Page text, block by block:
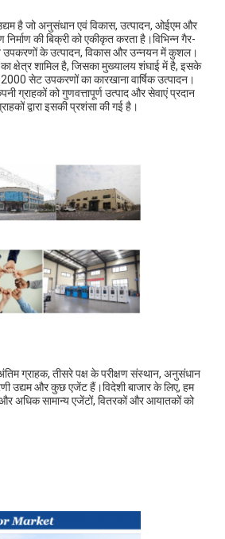
है जो अनुसंधान एवं विकास, उत्पादन, ओईएम और
की बिक्री को एकीकृत करता है।विभिन्न गैर-
के उत्पादन, विकास और उन्नयन में कुशल।
क्षेत्र शामिल है, जिसका मुख्यालय शंघाई में है, इसके
सेट उपकरणों का कारखाना वार्षिक उत्पादन।
ग्राहकों को गुणवत्तापूर्ण उत्पाद और सेवाएं प्रदान
द्वारा इसकी प्रशंसा की गई है।
ग्राहक, तीसरे पक्ष के परीक्षण संस्थान, अनुसंधान
उद्यम और कुछ एजेंट हैं।विदेशी बाजार के लिए, हम
अधिक सामान्य एजेंटों, वितरकों और आयातकों को